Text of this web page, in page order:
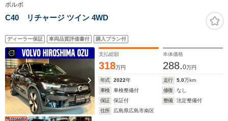
ボルボ
C40 リチャージ ツイン 4WD
ディーラー保証 車両品質評価書付 購入プラン付
支払総額
318万円
本体価格
288.0万円
年式 2022年 走行 5.0万km
車検
車検整備付 修復
なし
保証
保証付 整備
法定整備付
住所
広島県広島市南区